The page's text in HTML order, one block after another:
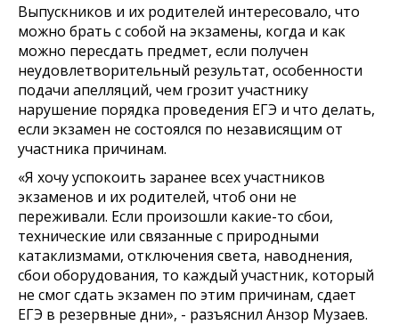
Выпускников и их родителей интересовало, что
можно брать с собой на экзамены, когда и как
можно пересдать предмет, если получен
неудовлетворительный результат, особенности
подачи апелляций, чем грозит участнику
нарушение порядка проведения ЕГЭ и что делать,
если экзамен не состоялся по независящим от
участника причинам.
«Я хочу успокоить заранее всех участников
экзаменов и их родителей, чтоб они не
переживали. Если произошли какие-то сбои,
технические или связанные с природными
катаклизмами, отключения света, наводнения,
сбои оборудования, то каждый участник, который
не смог сдать экзамен по этим причинам, сдает
ЕГЭ в резервные дни», - разъяснил Анзор Музаев.